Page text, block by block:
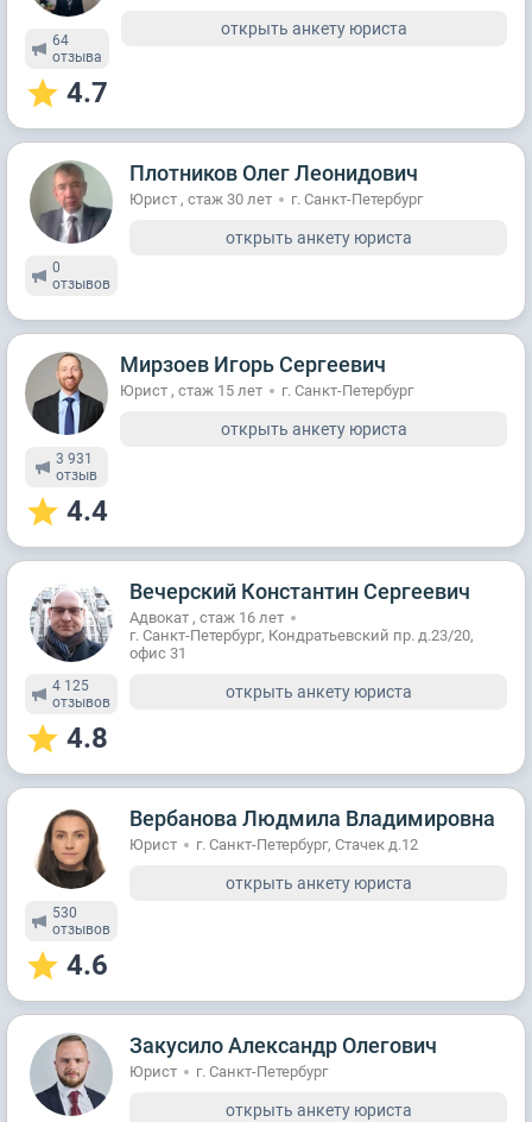
64
отзывa
4.7
открыть анкету юриста
0
отзывов
Плотников Олег Леонидович
Юрист , стаж 30 лет г. Санкт-Петербург
открыть анкету юриста
3 931
отзыв
4.4
Мирзоев Игорь Сергеевич
Юрист , стаж 15 лет г. Санкт-Петербург
открыть анкету юриста
4 125
отзывов
4.8
Вечерский Константин Сергеевич
Адвокат , стаж 16 лет
г. Санкт-Петербург, Кондратьевский пр. д.23/20,
офис 31
открыть анкету юриста
530
отзывов
4.6
Вербанова Людмила Владимировна
Юрист г. Санкт-Петербург, Стачек д.12
открыть анкету юриста
Закусило Александр Олегович
Юрист г. Санкт-Петербург
открыть анкету юриста